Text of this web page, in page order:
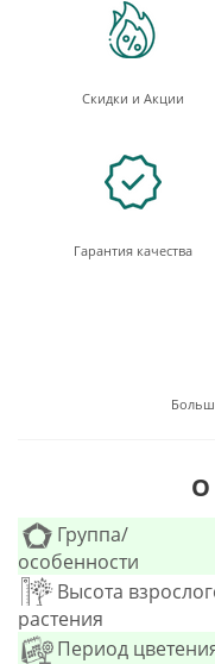
Скидки и Акции
Гарантия качества
О
Группа/
особенности
Высота
растения
Период